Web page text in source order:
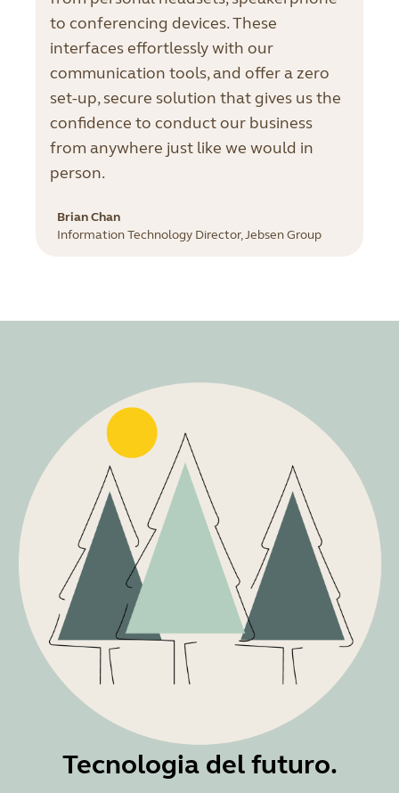
to conferencing devices. These
interfaces effortlessly with our
communication tools, and offer a zero
set-up, secure solution that gives us the
confidence to conduct our business
from anywhere just like we would in
person.
Brian Chan
Information Technology Director, Jebsen Group
Tecnologia del futuro.